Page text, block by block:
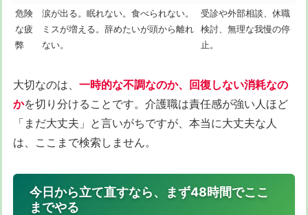
危険
な疲
弊
涙が出る。眠れない。食べられない。
ミスが増える。辞めたいが頭から離れ
ない。
受診や外部相談、休職
検討、無理な我慢の停
止。
大切なのは、 一時的な不調なのか、回復しない消耗なの
かを切り分けることです。介護職は責任感が強い人ほど
「まだ大丈夫」と言いがちですが、本当に大丈夫な人
は、ここまで検索しません。
今日から立て直すなら、まず48時間でここ
までやる